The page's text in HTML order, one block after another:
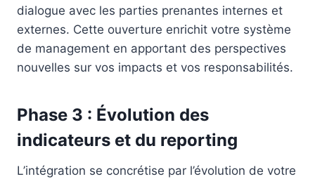
dialogue avec les parties prenantes internes et
externes. Cette ouverture enrichit votre système
de management en apportant des perspectives
nouvelles sur vos impacts et vos responsabilités.
Phase 3 : Évolution des
indicateurs et du reporting
L’intégration se concrétise par l’évolution de votre